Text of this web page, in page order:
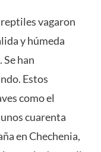
vagaron
y húmeda
han
Estos
como el
cuarenta
en Chechenia,